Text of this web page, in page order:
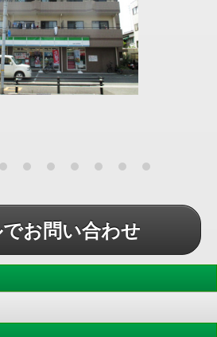
お問い合わせ